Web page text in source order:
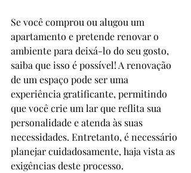
Se você comprou ou alugou um
apartamento e pretende renovar o
ambiente para deixá-lo do seu gosto,
saiba que isso é possível! A renovação
de um espaço pode ser uma
experiência gratificante, permitindo
que você crie um lar que reflita sua
personalidade e atenda às suas
necessidades. Entretanto, é necessário
planejar cuidadosamente, haja vista as
exigências deste processo.